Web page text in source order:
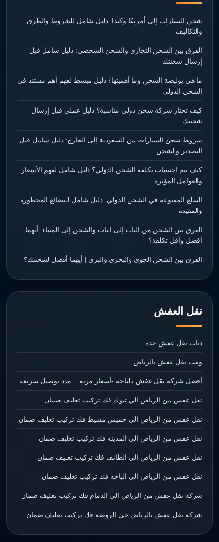
شحن السيارات إلى أمريكا وكندا: دليل شامل للشروط والطرق
والتكاليف
الفرق بين الشحن التجاري والشحن الشخصي: دليل شامل قبل
إرسال شحنتك
ما هي بوليصة الشحن وما أهميتها؟ دليل مبسط لفهم أهم مستند في
الشحن الدولي
كيف تختار شركة شحن دولي مناسبة؟ دليل عملي قبل إرسال
شحنتك
شروط شحن السيارات من السعودية إلى الخارج: دليل شامل قبل
التصدير والشحن
كيف يتم احتساب تكلفة الشحن الدولي؟ دليل شامل لفهم الأسعار
والعوامل المؤثرة
السلع الممنوعة في الشحن الدولي: دليل شامل للبضائع المحظورة
والمقيدة
الفرق بين الشحن من الباب إلى الباب والشحن إلى الميناء: أيهما
أفضل وأقل تكلفة؟
الفرق بين الشحن الجوي والبحري والبري | أيهما أفضل لشحنتك؟
نقل العفش
دباب نقل عفش جدة
ونيت نقل عفش بالرياض
أفضل شركة نقل عفش بالباحة -أسعار مرنة .. مدد توصيل سريعة
نقل عفش من الرياض الي تبوك فك تركيب تعليف ضمان
نقل عفش من الرياض الي خميس مشيط فك تركيب تعليف ضمان
نقل عفش من الرياض الي المدينه فك تركيب تعليف ضمان
نقل عفش من الرياض الي الطائف فك تركيب تعليف ضمان
نقل عفش من الرياض الي الباحه فك تركيب تعليف ضمان
شركة نقل عفش من الرياض الي الدمام فك تركيب تعليف ضمان
شركة نقل عفش بالرياض حي الروضة فك تركيب تعليف ضمان